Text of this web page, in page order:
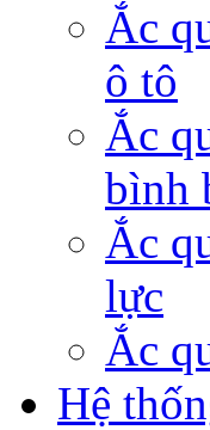
Ắc
ô tô
Ắc
bình
Ắc
lực
Ắc
Hệ